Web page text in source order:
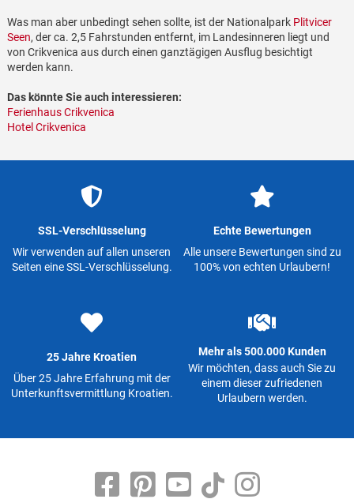
Was man aber unbedingt sehen sollte, ist der Nationalpark Plitvicer
Seen, der ca. 2,5 Fahrstunden entfernt, im Landesinneren liegt und
von Crikvenica aus durch einen ganztägigen Ausflug besichtigt
werden kann.
Das könnte Sie auch interessieren:
Ferienhaus Crikvenica
Hotel Crikvenica
SSL-Verschlüsselung
Wir verwenden auf allen unseren
Seiten eine SSL-Verschlüsselung.
Echte Bewertungen
Alle unsere Bewertungen sind zu
100% von echten Urlaubern!
25 Jahre Kroatien
Über 25 Jahre Erfahrung mit der
Unterkunftsvermittlung Kroatien.
Mehr als 500.000 Kunden
Wir möchten, dass auch Sie zu
einem dieser zufriedenen
Urlaubern werden.